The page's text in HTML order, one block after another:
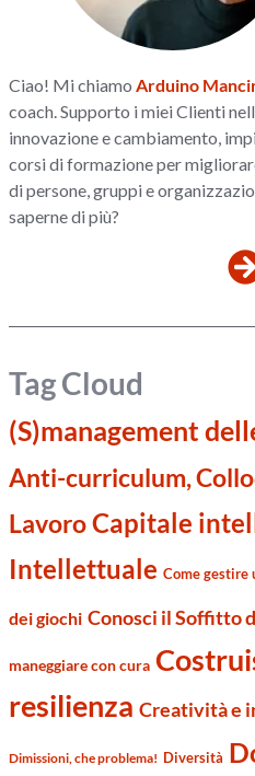
Ciao! Mi chiamo Arduino
coach. Supporto i miei Clienti
innovazione e cambiamento,
corsi di formazione per
di persone, gruppi e
saperne di più?
Tag Cloud
(S)management
Anti-curriculum,
LavoroCapitale
Intellettuale Come gestire
dei giochi Conosci il Soffitto
maneggiare con cura
resilienza Creatività e
Dimissioni, che problema! Diversità